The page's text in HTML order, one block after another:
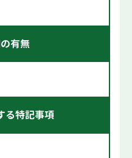
有無
る特記事項